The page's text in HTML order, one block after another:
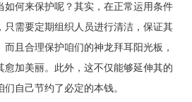
如何来保护呢？其实，在正常运用条件
只需要定期组织人员进行清洁，保证其
且合理保护咱们的神龙拜耳阳光板，
愈加美丽。此外，这不仅能够延伸其的
自己节约了必定的本钱。